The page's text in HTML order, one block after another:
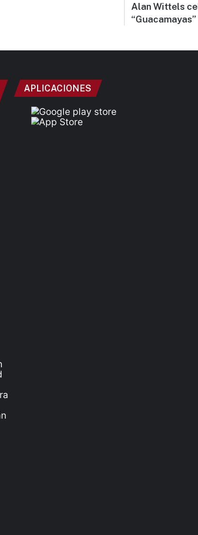
Alan Wittels
“Guacamayas”
APLICACIONES